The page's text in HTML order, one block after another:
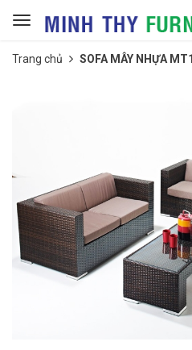
Toggle
Trang chủ SOFA MÂY NHỰA